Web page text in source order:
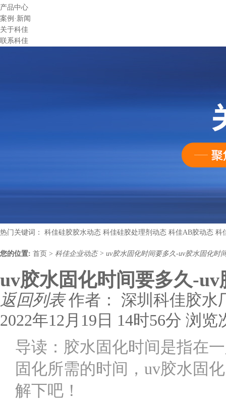
产品中心
案例·新闻
关于科佳
联系科佳
热门关键词： 科佳硅胶胶水动态 科佳硅胶处理剂动态 科佳AB胶动态 科
您的位置: 首页 > 科佳企业动态 > uv胶水固化时间要多久-uv胶水固化时
uv胶水固化时间要多久-
返回列表作者： 深圳科佳胶水
2022年12月19日 14时56分 浏览
导读：胶水固化时间是指在
固化所需的时间，uv胶水固
解下吧！